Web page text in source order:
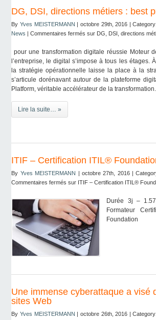
DG, DSI, directions métiers : best
ByYves MEISTERMANN | octobre 29th, 2016 | Category:
News |Commentaires fermés sur DG, DSI, directions
pour une transformation digitale réussie Moteur
l’entreprise, le digital s’impose à tous les étages.
la stratégie opérationnelle laisse la place à la
s’articule dorénavant autour de la plateforme
Platform, véritable accélérateur de la
Lire la suite… »
ITIF – Certification ITIL®
By Yves MEISTERMANN | octobre 27th, 2016 |
Commentaires fermés sur ITIF – Certification ITIL®
Durée 3j –
Formateur
Foundation
Une immense cyberattaque a visé
sites Web
ByYves MEISTERMANN | octobre 26th, 2016 | Category: